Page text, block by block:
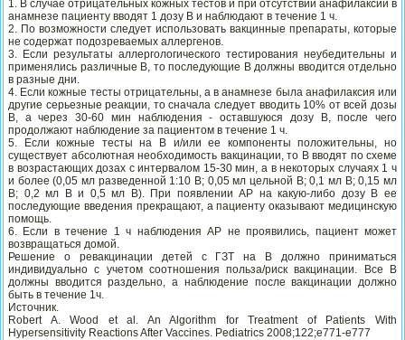
1. В случае отрицательных кожных тестов и при отсутствии анафилаксии в
анамнезе пациенту вводят 1 дозу В и наблюдают в течение 1 ч.
2. По возможности следует использовать вакцинные препараты, которые
не содержат подозреваемых аллергенов.
3. Если результаты аллергологического тестирования неубедительны и
применялись различные В, то последующие В должны вводится отдельно
в разные дни.
4. Если кожные тесты отрицательны, а в анамнезе была анафилаксия или
другие серьезные реакции, то сначала следует вводить 10% от всей дозы
В, а через 30-60 мин наблюдения - оставшуюся дозу В, после чего
продолжают наблюдение за пациентом в течение 1 ч.
5. Если кожные тесты на В и/или ее компоненты положительны, но
существует абсолютная необходимость вакцинации, то В вводят по схеме
в возрастающих дозах с интервалом 15-30 мин, а в некоторых случаях 1 ч
и более (0,05 мл разведенной 1:10 В; 0,05 мл цельной В; 0,1 мл В; 0,15 мл
В; 0,2 мл В и 0,5 мл В). При появлении АР на какую-либо дозу В ее
последующие введения прекращают, а пациенту оказывают медицинскую
помощь.
6. Если в течение 1 ч наблюдения АР не проявились, пациент может
возвращаться домой.
Решение о ревакцинации детей с ГЗТ на В должно приниматься
индивидуально с учетом соотношения польза/риск вакцинации. Все В
должны вводится раздельно, а наблюдение после вакцинации должно
быть в течение 1ч.
Источник.
Robert A. Wood et al. An Algorithm for Treatment of Patients With
Hypersensitivity Reactions After Vaccines. Pediatrics 2008;122;e771-e777